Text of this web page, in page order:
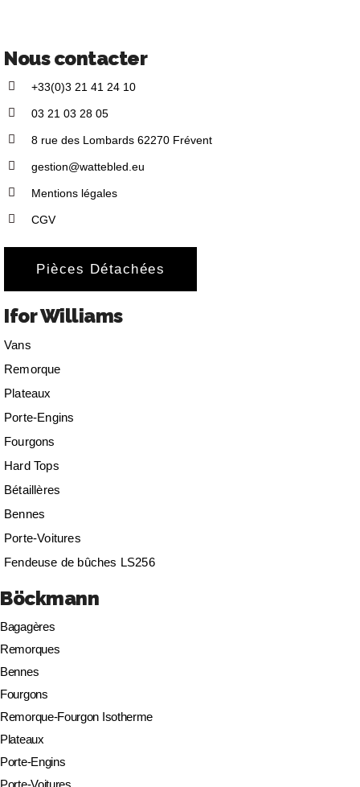
Nous contacter
+33(0)3 21 41 24 10
03 21 03 28 05
8 rue des Lombards 62270 Frévent
gestion@wattebled.eu
Mentions légales
CGV
Pièces Détachées
Ifor Williams
Vans
Remorque
Plateaux
Porte-Engins
Fourgons
Hard Tops
Bétaillères
Bennes
Porte-Voitures
Fendeuse de bûches LS256
Böckmann
Bagagères
Remorques
Bennes
Fourgons
Remorque-Fourgon Isotherme
Plateaux
Porte-Engins
Porte-Voitures